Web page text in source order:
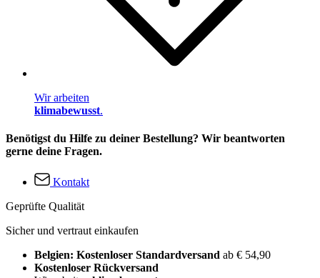
Wir arbeiten
klimabewusst.
Benötigst du Hilfe zu deiner Bestellung? Wir beantworten
gerne deine Fragen.
Kontakt
Geprüfte Qualität
Sicher und vertraut einkaufen
Belgien: Kostenloser Standardversand ab € 54,90
Kostenloser Rückversand